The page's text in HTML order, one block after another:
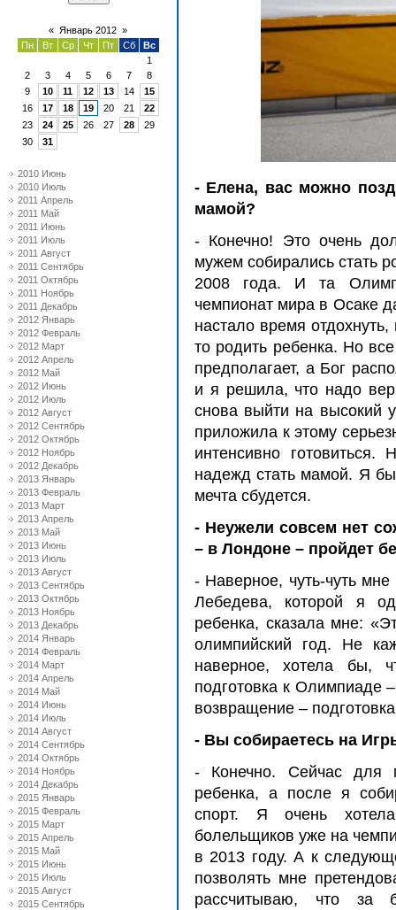
« Январь 2012 »
Пн
Вт Ср Чт Пт Сб
Вс
1
2
3 4 5 6 7
8
9
10 11 12 13 14
15
16
17 18 19 20 21
22
23
24 25 26 27 28
29
30
31
2010 Июнь
2010 Июль
2011 Апрель
2011 Май
2011 Июнь
2011 Июль
2011 Август
2011 Сентябрь
2011 Октябрь
2011 Ноябрь
2011 Декабрь
2012 Январь
2012 Февраль
2012 Март
2012 Апрель
2012 Май
2012 Июнь
2012 Июль
2012 Август
2012 Сентябрь
2012 Октябрь
2012 Ноябрь
2012 Декабрь
2013 Январь
2013 Февраль
2013 Март
2013 Апрель
2013 Май
2013 Июнь
2013 Июль
2013 Август
2013 Сентябрь
2013 Октябрь
2013 Ноябрь
2013 Декабрь
2014 Январь
2014 Февраль
2014 Март
2014 Апрель
2014 Май
2014 Июнь
2014 Июль
2014 Август
2014 Сентябрь
2014 Октябрь
2014 Ноябрь
2014 Декабрь
2015 Январь
2015 Февраль
2015 Март
2015 Апрель
2015 Май
2015 Июнь
2015 Июль
2015 Август
2015 Сентябрь
- Елена, вас можно
мамой?
- Конечно! Это очень
мужем собирались стать
2008 года. И та
чемпионат мира в Осаке
настало время
то родить ребенка. Но
предполагает, а Бог
и я решила, что надо
снова выйти на высокий
приложила к этому
интенсивно
надежд стать мамой. Я
мечта сбудется.
- Неужели совсем нет
– в Лондоне – пройдет
- Наверное, чуть-чуть мне
Лебедева, которой я
ребенка, сказала мне:
олимпийский год. Не
наверное, хотела бы,
подготовка к Олимпиаде
возвращение –
- Вы собираетесь на
- Конечно. Сейчас для
ребенка, а после я
спорт. Я очень
болельщиков уже на
в 2013 году. А к
позволять мне
рассчитываю, что за